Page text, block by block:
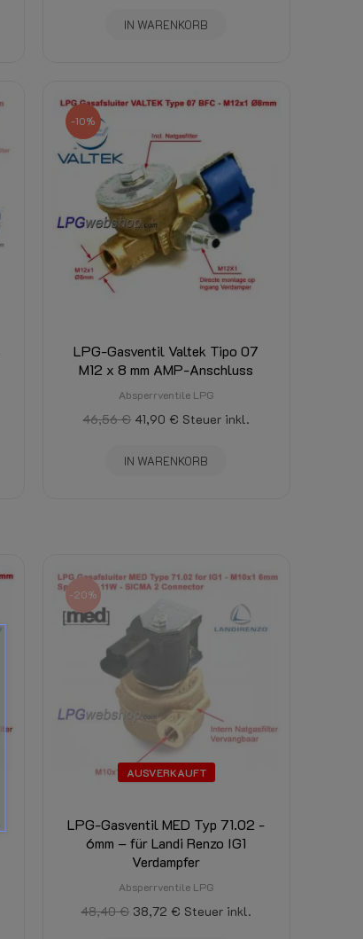
IN WARENKORB
-10%
LPG-Gasventil Valtek Tipo 07
M12 x 8 mm AMP-Anschluss
Absperrventile LPG
46,56 € 41,90 € Steuer inkl.
IN WARENKORB
AUSVERKAUFT
-20%
LPG-Gasventil MED Typ 71.02 -
6mm – für Landi Renzo IG1
Verdampfer
Absperrventile LPG
48,40 € 38,72 € Steuer inkl.